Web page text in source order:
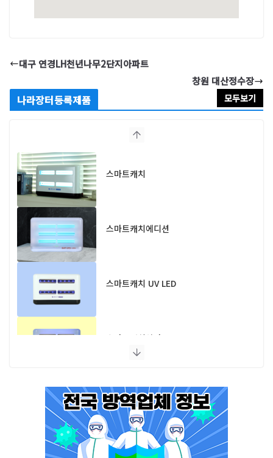
대구 연경LH천년나무2단지아파트
창원 대산정수장
나라장터등록제품 모두보기
스마트캐치
스마트캐치에디션
스마트캐치 UV LED
스마트캐치알파 UV LED
스마트캐치에디션 UV LED
플라이포커스